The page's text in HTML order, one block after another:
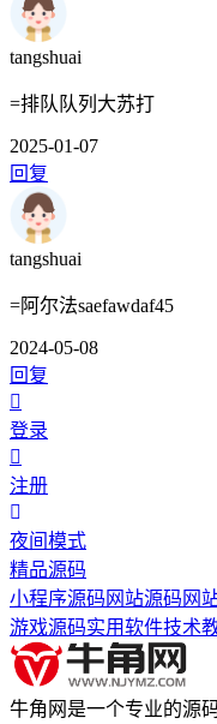
tangshuai
=排队队列大苏打
2025-01-07
回复
tangshuai
=阿尔法saefawdaf45
2024-05-08
回复
登录
注册
夜间模式
精品源码
小程序源码 网站源码 网
游戏源码实用软件技术
牛角网是一个专业的源